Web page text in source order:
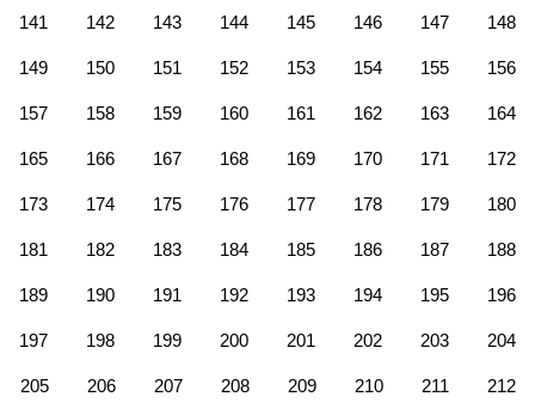
141 142 143 144 145 146 147 148
149 150 151 152 153 154 155 156
157 158 159 160 161 162 163 164
165 166 167 168 169 170 171 172
173 174 175 176 177 178 179 180
181 182 183 184 185 186 187 188
189 190 191 192 193 194 195 196
197 198 199 200 201 202 203 204
205 206 207 208 209 210 211 212